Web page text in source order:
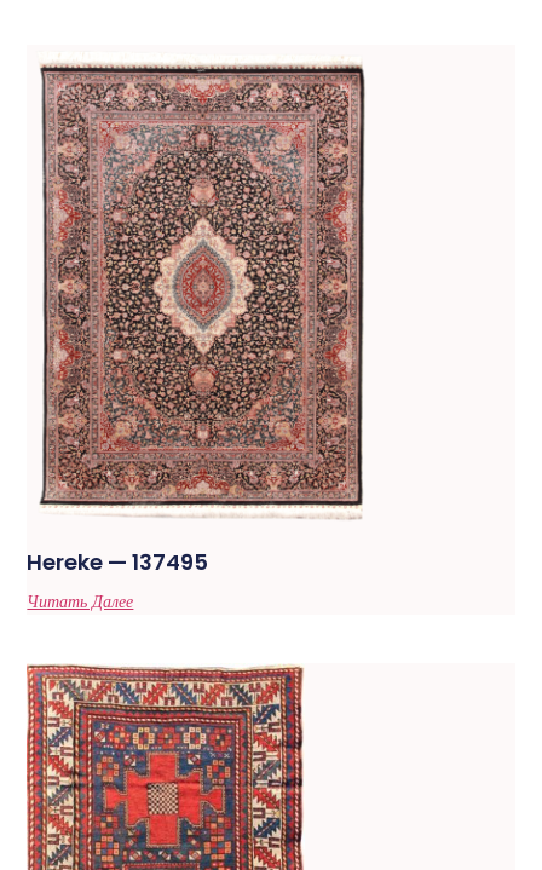
Hereke — 137495
Читать Далее